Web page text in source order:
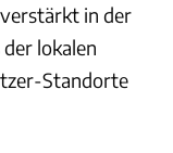
in der
lokalen
Standorte